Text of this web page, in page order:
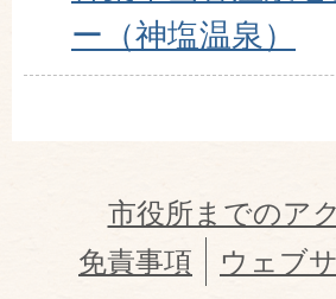
ー（神塩温泉）
市役所までのア
免責事項
ウェブ